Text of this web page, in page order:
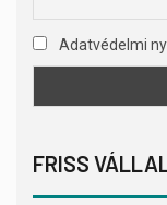
Adatvédelmi
FRISS